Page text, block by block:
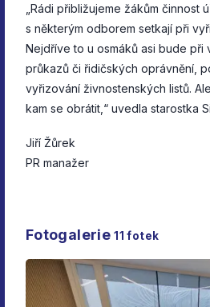
„Rádi přibližujeme žákům činnost
s některým odborem setkají při
Nejdříve to u osmáků asi bude při
průkazů či řidičských oprávnění,
vyřizování živnostenských listů.
kam se obrátit,“ uvedla starostka
Jiří Žůrek
PR manažer
Fotogalerie11 fotek